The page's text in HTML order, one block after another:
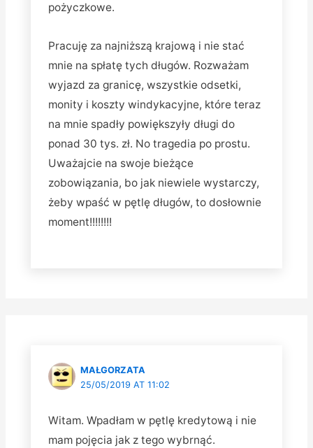
pożyczkowe.
Pracuję za najniższą krajową i nie stać
mnie na spłatę tych długów. Rozważam
wyjazd za granicę, wszystkie odsetki,
monity i koszty windykacyjne, które teraz
na mnie spadły powiększyły długi do
ponad 30 tys. zł. No tragedia po prostu.
Uważajcie na swoje bieżące
zobowiązania, bo jak niewiele wystarczy,
żeby wpaść w pętlę długów, to dosłownie
moment!!!!!!!!
MAŁGORZATA
25/05/2019 AT 11:02
Witam. Wpadłam w pętlę kredytową i nie
mam pojęcia jak z tego wybrnąć.